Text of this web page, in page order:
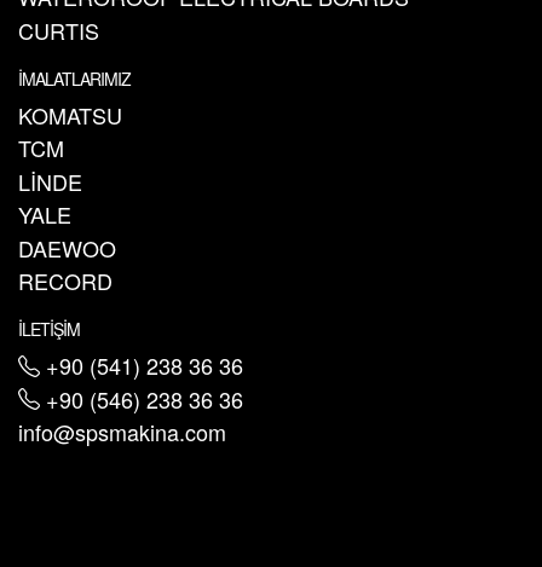
CURTIS
İMALATLARIMIZ
KOMATSU
TCM
LİNDE
YALE
DAEWOO
RECORD
İLETİŞİM
+90 (541) 238 36 36
+90 (546) 238 36 36
info@spsmakina.com